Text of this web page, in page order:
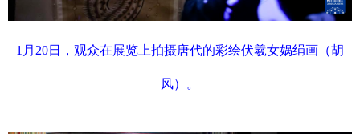
1月20日，观众在展览上拍摄唐代的彩绘伏羲女娲绢画（胡
风）。